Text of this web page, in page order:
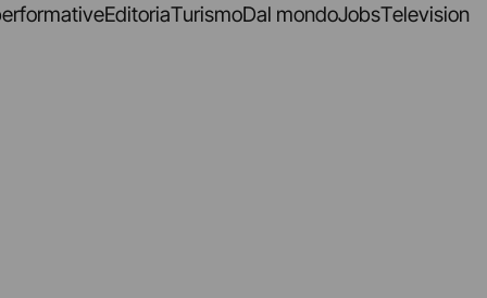
EditoriaTurismoDal mondoJobsTelevision